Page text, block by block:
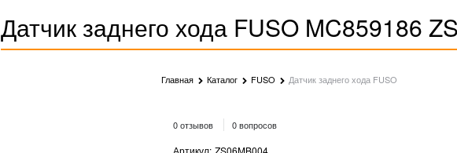
Датчик заднего хода FUSO MC859186
Главная Каталог FUSO Датчик заднего хода FUSO
0 отзывов 0 вопросов
Артикул: ZS06MB004